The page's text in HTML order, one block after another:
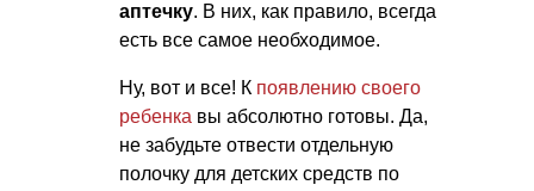
аптечку. В них, как правило, всегда
есть все самое необходимое.
Ну, вот и все! К появлению своего
ребенка вы абсолютно готовы. Да,
не забудьте отвести отдельную
полочку для детских средств по